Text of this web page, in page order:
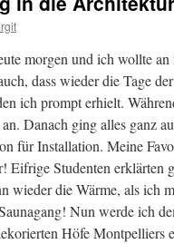
morgen und ich wollte
dass wieder die Tage
ich prompt erhielt.
Danach ging alles ganz
für Installation. Meine
Eifrige Studenten erklärten
wieder die Wärme, als ich
Nun werde ich
Höfe Montpelliers